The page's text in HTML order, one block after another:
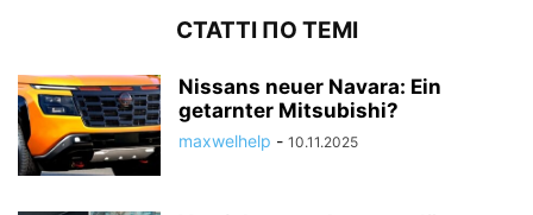
СТАТТІ ПО ТЕМІ
Nissans neuer Navara: Ein
getarnter Mitsubishi?
maxwelhelp - 10.11.2025